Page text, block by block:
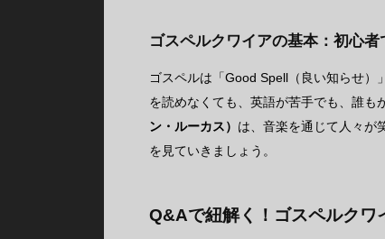
ゴスペルクワイアの基本：初心
ゴスペルは「Good Spell（良い知らせ）
を読めなくても、英語が苦手でも、誰
ン・ルーカス） は、音楽を通じて人々が
を見ていきましょう。
Q&Aで紐解く！ゴスペルクワ